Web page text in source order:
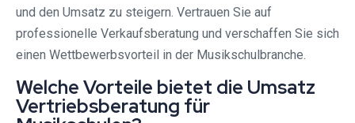
und den Umsatz zu steigern. Vertrauen Sie auf
professionelle Verkaufsberatung und verschaffen Sie sich
einen Wettbewerbsvorteil in der Musikschulbranche.
Welche Vorteile bietet die Umsatz
Vertriebsberatung für